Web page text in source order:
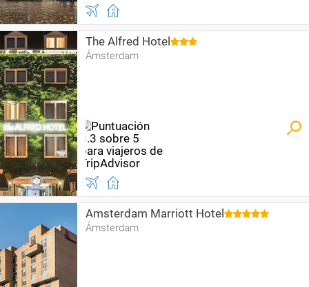
The Alfred Hotel
Ámsterdam
Amsterdam Marriott Hotel
Ámsterdam